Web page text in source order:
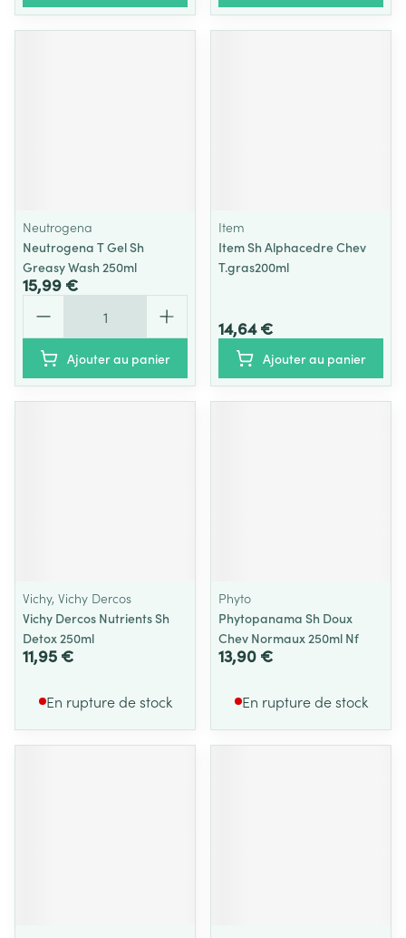
Neutrogena
Neutrogena T Gel Sh
Greasy Wash 250ml
15,99 €
Ajouter au panier
Item
Item Sh Alphacedre Chev
T.gras200ml
14,64 €
Ajouter au panier
Vichy, Vichy Dercos
Vichy Dercos Nutrients Sh
Detox 250ml
11,95 €
En rupture de stock
Phyto
Phytopanama Sh Doux
Chev Normaux 250ml Nf
13,90 €
En rupture de stock